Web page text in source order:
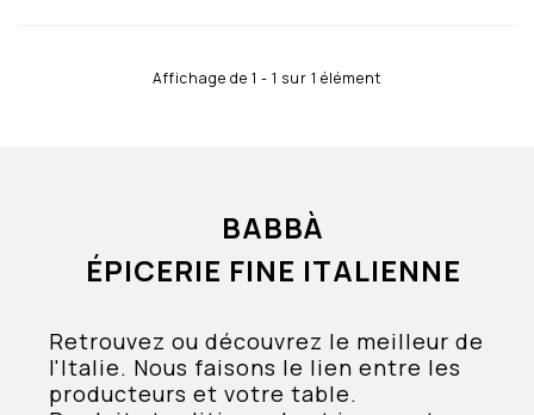
Affichage de 1 - 1 sur 1 élément
BABBÀ
ÉPICERIE FINE ITALIENNE
Retrouvez ou découvrez le meilleur de
l'Italie. Nous faisons le lien entre les
producteurs et votre table.